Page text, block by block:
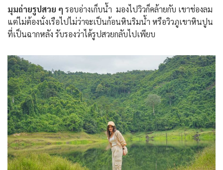
มุมถ่ายรูปสวย ๆ รอบอ่างเก็บน้ำ มองไปวิวก็คล้ายกับ เขาช่องลม
แต่ไม่ต้องนั่งเรือไปไม่ว่าจะเป็นก้อนหินริมน้ำ หรือวิวภูเขาหินปูน
ที่เป็นฉากหลัง รับรองว่าได้รูปสวยกลับไปเพียบ